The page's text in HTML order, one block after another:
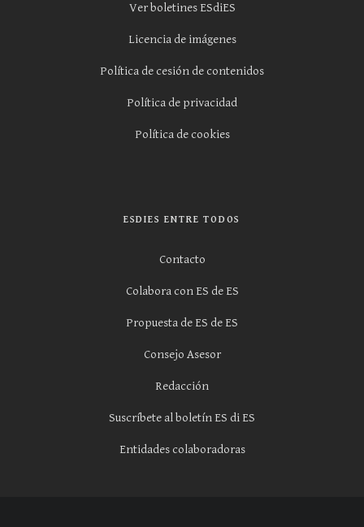
Ver boletines ESdiES
Licencia de imágenes
Política de cesión de contenidos
Política de privacidad
Política de cookies
ESDIES ENTRE TODOS
Contacto
Colabora con ES de ES
Propuesta de ES de ES
Consejo Asesor
Redacción
Suscríbete al boletín ES di ES
Entidades colaboradoras